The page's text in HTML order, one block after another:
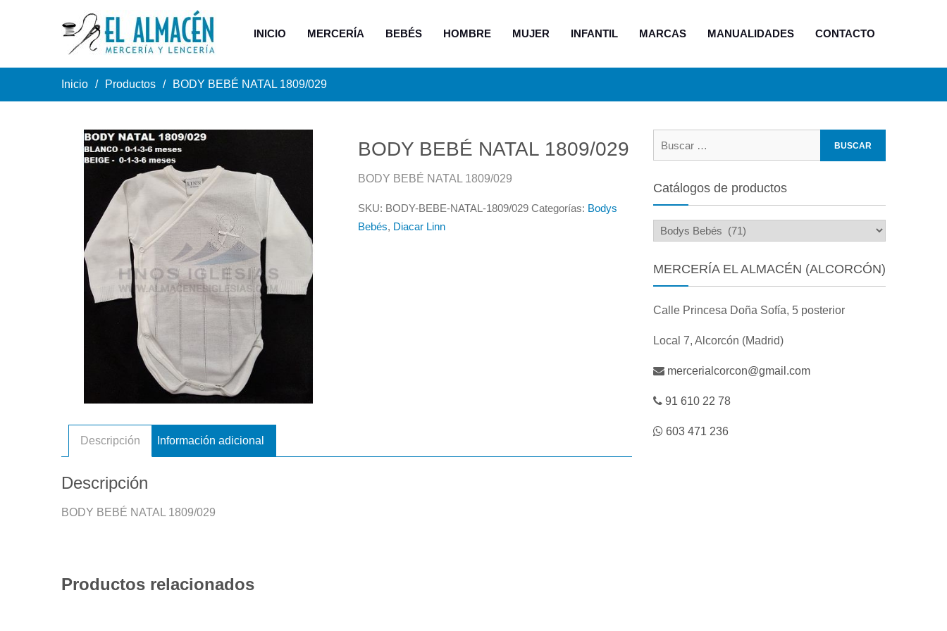
INICIO MERCERÍA BEBÉS HOMBRE MUJER INFANTIL MARCAS MANUALIDADES CONTACTO
Inicio Productos BODY BEBÉ NATAL 1809/029
BODY BEBÉ NATAL 1809/029
BODY BEBÉ NATAL 1809/029
SKU: BODY-BEBE-NATAL-1809/029 Categorías: Bodys
Bebés, Diacar Linn
Descripción Información adicional
Descripción
BODY BEBÉ NATAL 1809/029
Productos relacionados
Catálogos de productos
MERCERÍA EL ALMACÉN (ALCORCÓN)
Calle Princesa Doña Sofía, 5 posterior
Local 7, Alcorcón (Madrid)
mercerialcorcon@gmail.com
91 610 22 78
603 471 236